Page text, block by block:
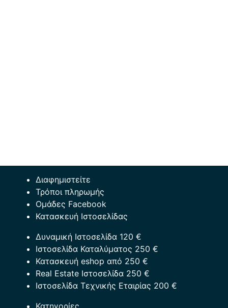
Διαφημιστείτε
Τρόποι πληρωμής
Ομάδες Facebook
Κατασκευή Ιστοσελίδας
Δυναμική Ιστοσελίδα 120 €
Ιστοσελίδα Καταλύματος 250 €
Κατασκευή eshop από 250 €
Real Estate Ιστοσελίδα 250 €
Ιστοσελίδα Τεχνικής Εταιρίας 200 €
Κατηγορίες